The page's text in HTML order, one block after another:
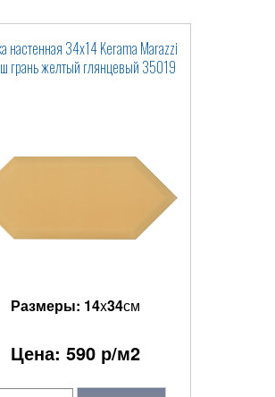
настенная 34x14 Kerama Marazzi
грань желтый глянцевый 35019
Размеры: 14x34см
Цена: 590р/м2